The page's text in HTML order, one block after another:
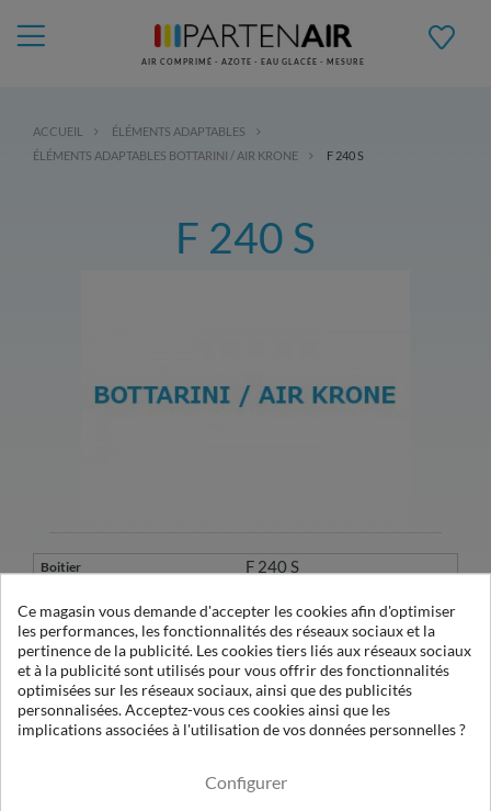
AIR COMPRIMÉ - AZOTE - EAU GLACÉE - MESURE
ACCUEIL
ÉLÉMENTS ADAPTABLES
ÉLÉMENTS ADAPTABLES BOTTARINI / AIR KRONE
F 240 S
F 240 S
F 240 S
223079
1
OE 75140 XA
2760
0.01µ
Ce magasin vous demande d'accepter les cookies afin d'optimiser
les performances, les fonctionnalités des réseaux sociaux et la
pertinence de la publicité. Les cookies tiers liés aux réseaux sociaux
et à la publicité sont utilisés pour vous offrir des fonctionnalités
optimisées sur les réseaux sociaux, ainsi que des publicités
personnalisées. Acceptez-vous ces cookies ainsi que les
implications associées à l'utilisation de vos données personnelles ?
Configurer